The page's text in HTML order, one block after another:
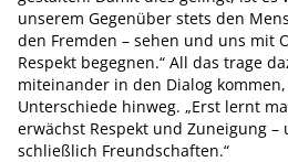
unserem Gegenüber stets den
den Fremden – sehen und uns mit
Respekt begegnen.“ All das trage
miteinander in den Dialog
Unterschiede hinweg. „Erst lernt
erwächst Respekt und Zuneigung –
schließlich Freundschaften.“